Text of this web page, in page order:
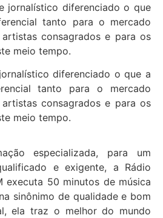
jornalístico diferenciado o que
tanto para o mercado
consagrados e para os
meio tempo.
diferenciado o que a
tanto para o mercado
consagrados e para os
meio tempo.
especializada, para um
e exigente, a Rádio
executa 50 minutos de música
sinônimo de qualidade e bom
ela traz o melhor do mundo